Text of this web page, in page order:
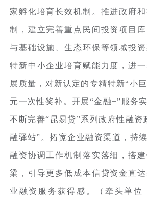
家孵化培育长效机制。推进政府
制，建立完善重点民间投资项目
与基础设施、生态环保等领域投
特新中小企业培育赋能力度，进
展质量，对新认定的专精特新“小
元一次性奖补。开展“金融+”服务
不断完善“昆易贷”系列政府性融资
融驿站”。拓宽企业融资渠道，持
融资协调工作机制落实落细，搭
梁，引导更多低成本信贷资金直
业融资服务获得感。（牵头单位